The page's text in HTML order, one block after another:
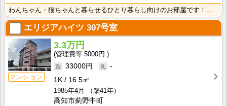
エリジアハイツ 307号室
マンション
3.3万円
5000円
33000円
-
1K
16.5㎡
1985年4月
（築41年）
高知市薊野中町